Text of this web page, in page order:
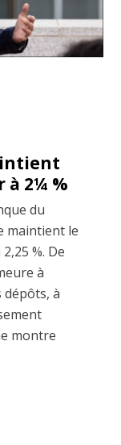
à 2¼ %
du
maintient le
%. De
à
dépôts, à
montre